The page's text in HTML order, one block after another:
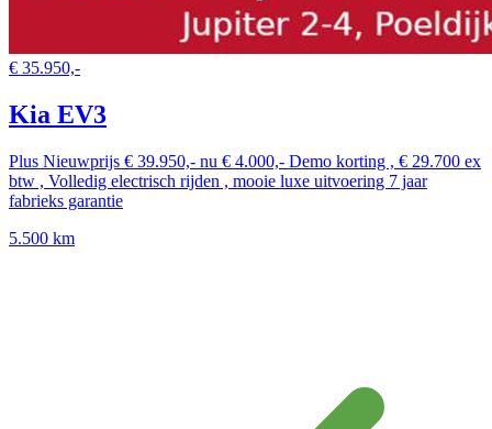
€ 35.950,-
Kia EV3
Plus Nieuwprijs € 39.950,- nu € 4.000,- Demo korting , € 29.700 ex
btw , Volledig electrisch rijden , mooie luxe uitvoering 7 jaar
fabrieks garantie
5.500 km